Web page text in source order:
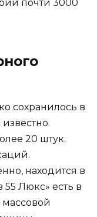
почти 3000
сохранилось в
20 штук.
находится в
Люкс» есть в